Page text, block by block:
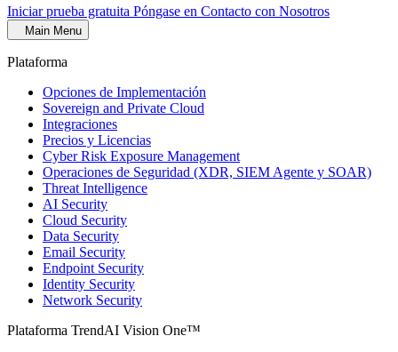
Iniciar prueba gratuita Póngase en Contacto con Nosotros
Main Menu
Plataforma
Opciones de Implementación
Sovereign and Private Cloud
Integraciones
Precios y Licencias
Cyber Risk Exposure Management
Operaciones de Seguridad (XDR, SIEM Agente y SOAR)
Threat Intelligence
AI Security
Cloud Security
Data Security
Email Security
Endpoint Security
Identity Security
Network Security
Plataforma TrendAI Vision One™